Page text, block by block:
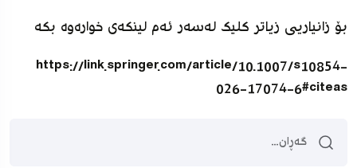
بۆ زانیاریى زیاتر کلیک له‌سه‌ر ئه‌م لینکه‌ى خواره‌وه‌ بکه‌
https://link.springer.com/article/10.1007/s10854-
026-17074-6#citeas